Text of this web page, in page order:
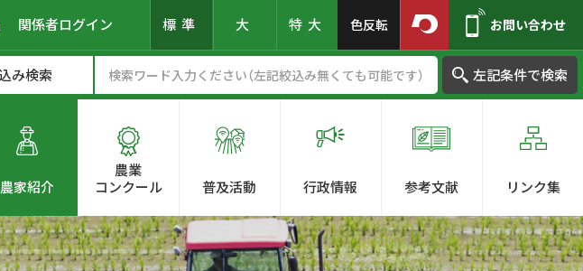
関係者ログイン 標準 大 特大 色反転 お問い合わせ
左記条件で検索
農家紹介
農業
コンクール
普及活動 行政情報 参考文献 リンク集